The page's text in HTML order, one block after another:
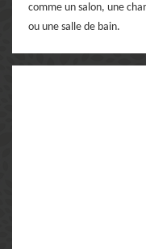
comme un salon, une
ou une salle de bain.